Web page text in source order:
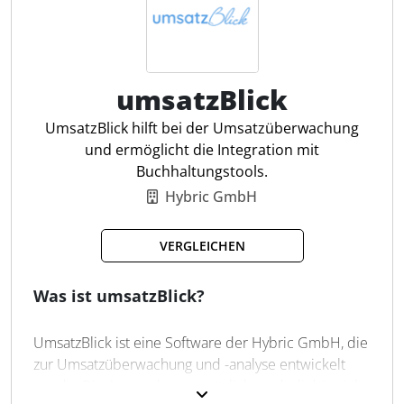
Finanzkennzahlen, die entscheidungsrelevante
Liquiditätsplanung
Szenarien & Prognosen
Budgetplanung
Analysen & Berichte
Tägliche Cashflow-Übersicht
Echtzeit-Update des Cashflows
Automatische Kategorisierung
umsatzBlick
UmsatzBlick hilft bei der Umsatzüberwachung
und ermöglicht die Integration mit
Buchhaltungstools.
Hybric GmbH
VERGLEICHEN
Was ist umsatzBlick?
UmsatzBlick ist eine Software der Hybric GmbH, die
zur Umsatzüberwachung und -analyse entwickelt